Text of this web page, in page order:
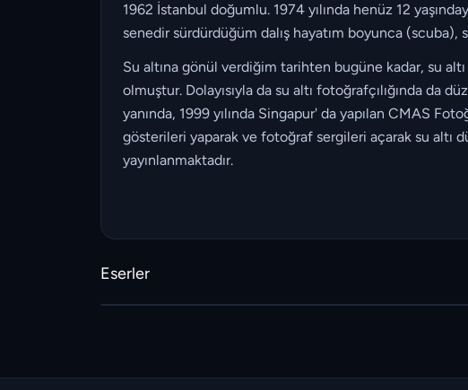
1962 İstanbul doğumlu. 1974 yılında henüz 12
senedir sürdürdüğüm dalış hayatım boyunca
Su altına gönül verdiğim tarihten bugüne kadar, su
olmuştur. Dolayısıyla da su altı fotoğrafçılığında da
yanında, 1999 yılında Singapur' da yapılan CMAS
gösterileri yaparak ve fotoğraf sergileri açarak su altı
yayınlanmaktadır.
Eserler